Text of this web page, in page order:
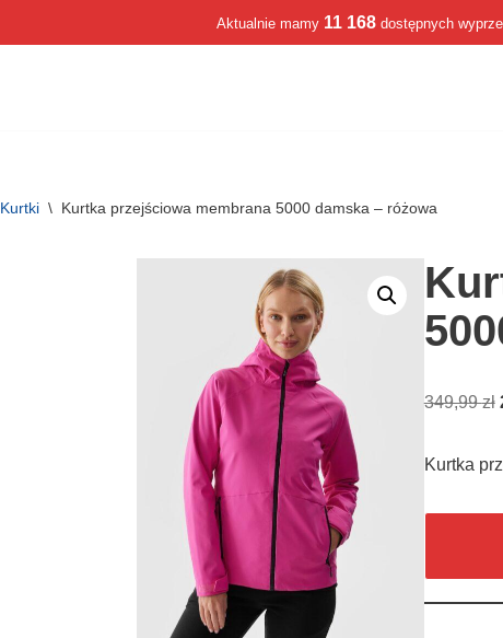
Aktualnie mamy 11 168 dostępnych
Kurtki \ Kurtka przejściowa membrana 5000 damska – różowa
349,99zł
Kurtka